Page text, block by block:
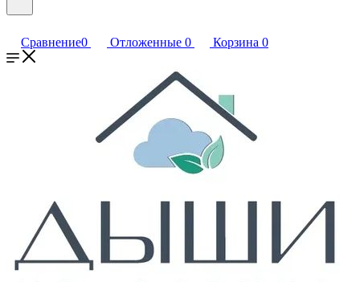
Сравнение0 Отложенные 0 Корзина 0